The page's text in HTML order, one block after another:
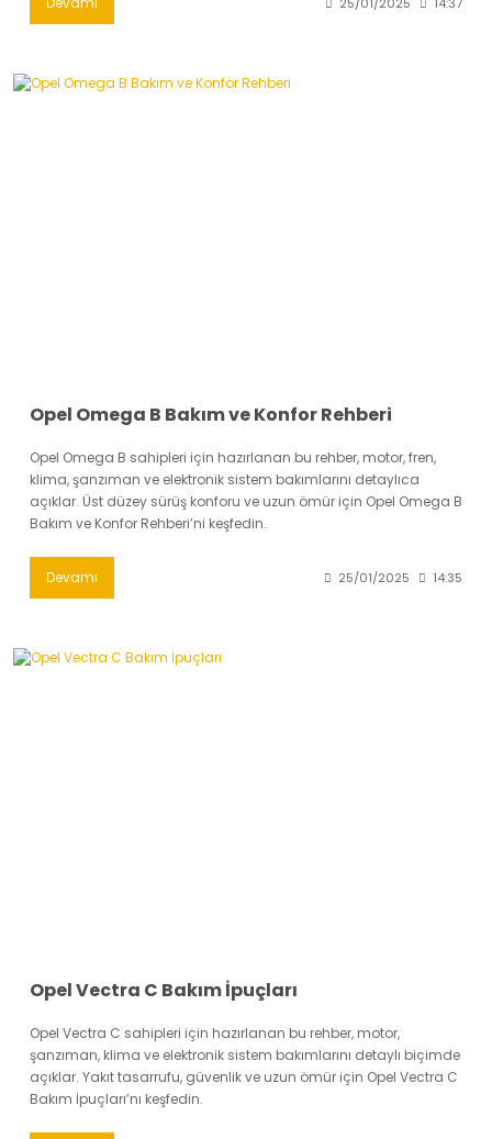
Opel Omega B Bakım ve Konfor Rehberi
Opel Omega B sahipleri için hazırlanan bu rehber, motor, fren,
klima, şanzıman ve elektronik sistem bakımlarını detaylıca
açıklar. Üst düzey sürüş konforu ve uzun ömür için Opel Omega B
Bakım ve Konfor Rehberi’ni keşfedin.
Devamı 25/01/2025 14:35
Opel Vectra C Bakım İpuçları
Opel Vectra C sahipleri için hazırlanan bu rehber, motor,
şanzıman, klima ve elektronik sistem bakımlarını detaylı biçimde
açıklar. Yakıt tasarrufu, güvenlik ve uzun ömür için Opel Vectra C
Bakım İpuçları’nı keşfedin.